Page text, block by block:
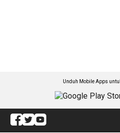
Unduh Mobile Apps